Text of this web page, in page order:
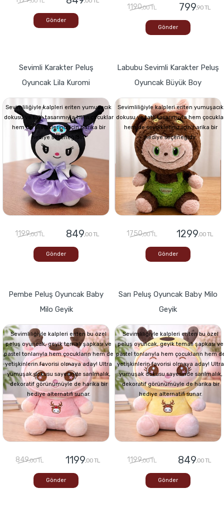
Gönder
1190,00 TL 799,90 TL
Gönder
Sevimli Karakter Peluş
Oyuncak Lila Kuromi
Sevimliliğiyle kalpleri eriten yumuşacık
dokusu ve tatlı tasarımıyla hem çocuklar
hem de sevdikleriniz için harika bir
hediye seçeneğidir.
1199,00 TL 849,00 TL
Gönder
Labubu Sevimli Karakter Peluş
Oyuncak Büyük Boy
Sevimliliğiyle kalpleri eriten yumuşacık
dokusu ve tatlı tasarımıyla hem
hem de sevdikleriniz için harika bir
hediye seçeneğidir.
1750,00 TL 1299,00 TL
Gönder
Pembe Peluş Oyuncak Baby
Milo Geyik
Sevimliliğiyle kalpleri eriten bu özel
peluş oyuncak, geyik temalı şapkası ve
pastel tonlarıyla hem çocukların hem de
yetişkinlerin favorisi olmaya aday! Ultra
yumuşak dokusu sayesinde sarılmalık,
dekoratif görünümüyle de harika bir
hediye alternatifi sunar.
849,00 TL 1199,00 TL
Gönder
Sarı Peluş Oyuncak Baby Milo
Geyik
Sevimliliğiyle kalpleri eriten bu özel
peluş oyuncak, geyik temalı şapkası ve
pastel tonlarıyla hem çocukların hem
yetişkinlerin favorisi olmaya aday! Ultra
yumuşak dokusu sayesinde sarılmalık,
dekoratif görünümüyle de harika bir
hediye alternatifi sunar.
1199,00 TL 849,00 TL
Gönder